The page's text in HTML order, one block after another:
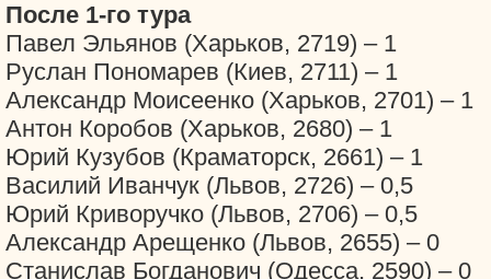
После 1-го тура
Павел Эльянов (Харьков, 2719) – 1
Руслан Пономарев (Киев, 2711) – 1
Александр Моисеенко (Харьков, 2701) – 1
Антон Коробов (Харьков, 2680) – 1
Юрий Кузубов (Краматорск, 2661) – 1
Василий Иванчук (Львов, 2726) – 0,5
Юрий Криворучко (Львов, 2706) – 0,5
Александр Арещенко (Львов, 2655) – 0
Станислав Богданович (Одесса, 2590) – 0